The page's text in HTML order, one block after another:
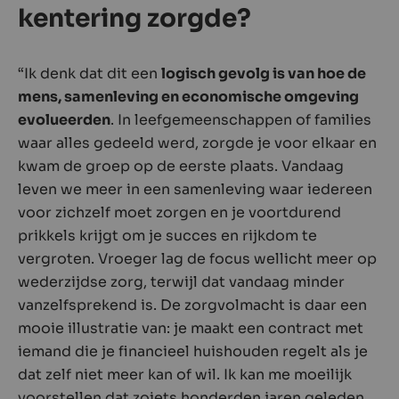
kentering zorgde?
“Ik denk dat dit een logisch gevolg is van hoe de
mens, samenleving en economische omgeving
evolueerden. In leefgemeenschappen of families
waar alles gedeeld werd, zorgde je voor elkaar en
kwam de groep op de eerste plaats. Vandaag
leven we meer in een samenleving waar iedereen
voor zichzelf moet zorgen en je voortdurend
prikkels krijgt om je succes en rijkdom te
vergroten. Vroeger lag de focus wellicht meer op
wederzijdse zorg, terwijl dat vandaag minder
vanzelfsprekend is. De zorgvolmacht is daar een
mooie illustratie van: je maakt een contract met
iemand die je financieel huishouden regelt als je
dat zelf niet meer kan of wil. Ik kan me moeilijk